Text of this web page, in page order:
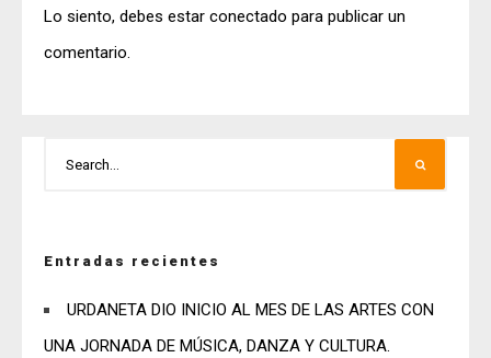
Lo siento, debes estar conectado para publicar un
comentario.
Entradas recientes
URDANETA DIO INICIO AL MES DE LAS ARTES CON
UNA JORNADA DE MÚSICA, DANZA Y CULTURA.